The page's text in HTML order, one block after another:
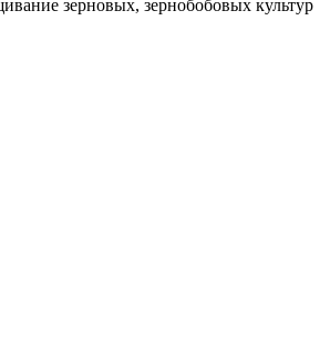
зерновых, зернобобовых культур